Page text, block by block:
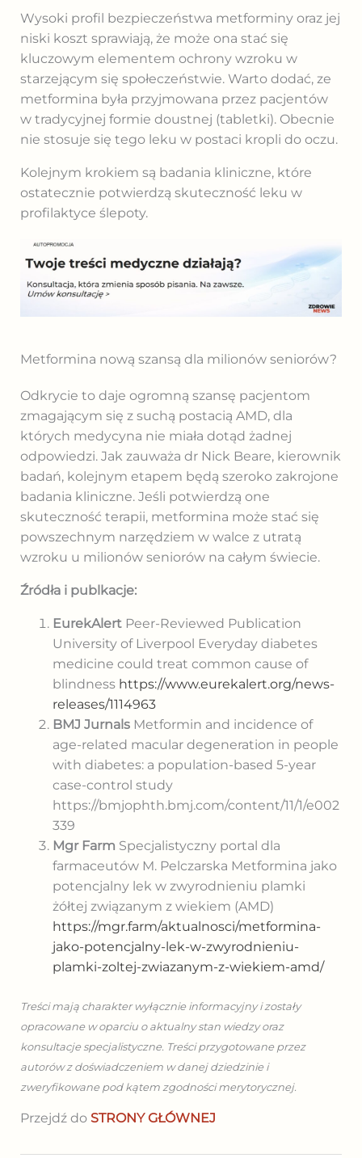
Wysoki profil bezpieczeństwa metforminy oraz jej
niski koszt sprawiają, że może ona stać się
kluczowym elementem ochrony wzroku w
starzejącym się społeczeństwie. Warto dodać, ze
metformina była przyjmowana przez pacjentów
w tradycyjnej formie doustnej (tabletki). Obecnie
nie stosuje się tego leku w postaci kropli do oczu.
Kolejnym krokiem są badania kliniczne, które
ostatecznie potwierdzą skuteczność leku w
profilaktyce ślepoty.
Metformina nową szansą dla milionów seniorów?
Odkrycie to daje ogromną szansę pacjentom
zmagającym się z suchą postacią AMD, dla
których medycyna nie miała dotąd żadnej
odpowiedzi. Jak zauważa dr Nick Beare, kierownik
badań, kolejnym etapem będą szeroko zakrojone
badania kliniczne. Jeśli potwierdzą one
skuteczność terapii, metformina może stać się
powszechnym narzędziem w walce z utratą
wzroku u milionów seniorów na całym świecie.
Źródła i publkacje:
EurekAlertPeer-Reviewed Publication
University of Liverpool Everyday diabetes
medicine could treat common cause of
blindness https://www.eurekalert.org/news-
releases/1114963
BMJ JurnalsMetformin and incidence of
age-related macular degeneration in people
with diabetes: a population-based 5-year
case-control study
https://bmjophth.bmj.com/content/11/1/e002
339
Mgr Farm Specjalistyczny portal dla
farmaceutów M. Pelczarska Metformina jako
potencjalny lek w zwyrodnieniu plamki
żółtej związanym z wiekiem (AMD)
https://mgr.farm/aktualnosci/metformina-
jako-potencjalny-lek-w-zwyrodnieniu-
plamki-zoltej-zwiazanym-z-wiekiem-amd/
Treści mają charakter wyłącznie informacyjny i zostały
opracowane w oparciu o aktualny stan wiedzy oraz
konsultacje specjalistyczne. Treści przygotowane przez
autorów z doświadczeniem w danej dziedzinie i
zweryfikowane pod kątem zgodności merytorycznej.
Przejdź do STRONY GŁÓWNEJ